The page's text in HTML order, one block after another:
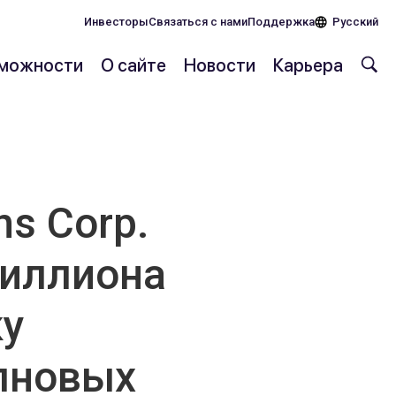
ИнвесторыСвязаться с намиПоддержка Русский
О сайте Новости Карьера
Corp.